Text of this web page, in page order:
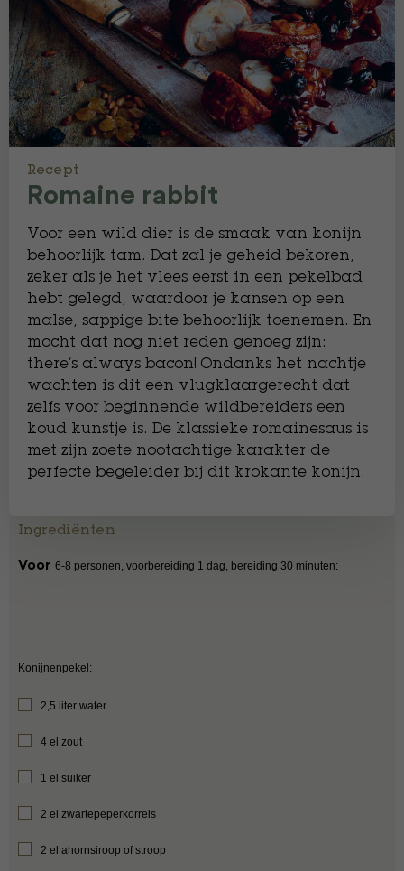
Recept
Romaine rabbit
Voor een wild dier is de smaak van konijn
behoorlijk tam. Dat zal je geheid bekoren,
zeker als je het vlees eerst in een pekelbad
hebt gelegd, waardoor je kansen op een
malse, sappige bite behoorlijk toenemen. En
mocht dat nog niet reden genoeg zijn:
there’s always bacon! Ondanks het nachtje
wachten is dit een vlugklaargerecht dat
zelfs voor beginnende wildbereiders een
koud kunstje is. De klassieke romainesaus is
met zijn zoete nootachtige karakter de
perfecte begeleider bij dit krokante konijn.
Ingrediënten
Voor 6-8 personen, voorbereiding 1 dag, bereiding 30 minuten:
Konijnenpekel:
2,5 liter water
4 el zout
1 el suiker
2 el zwartepeperkorrels
2 el ahornsiroop of stroop